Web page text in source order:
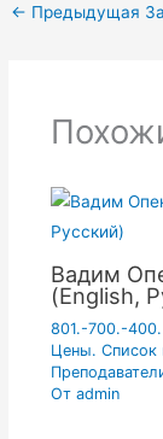
← Предыдущая
Вадим
(English,
801.-700.-400.
Цены. Список
От admin